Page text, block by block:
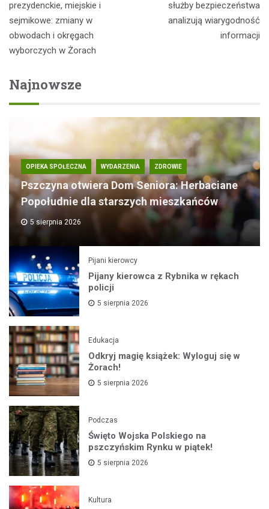
wpisu
prezydenckie, miejskie i
sejmikowe: zmiany w
obwodach i okręgach
wyborczych w Żorach
służby bezpieczeństwa
analizują wiarygodność
informacji
Najnowsze
OPIEKA SPOŁECZNA WYDARZENIA ZDROWIE
Pszczyna otwiera Dom Seniora: Herbaciane
Popołudnie dla starszych mieszkańców
5 sierpnia 2026
Pijani kierowcy
Pijany kierowca z Rybnika w rękach
policji
5 sierpnia 2026
Edukacja
Odkryj magię książek: Wyloguj się w
Żorach!
5 sierpnia 2026
Podczas
Święto Wojska Polskiego na
pszczyńskim Rynku w piątek!
5 sierpnia 2026
Kultura